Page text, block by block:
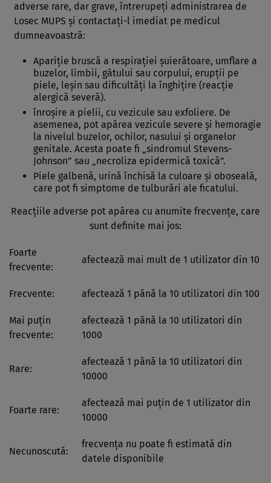
adverse rare, dar grave, întrerupeţi administrarea de
Losec MUPS şi contactaţi-l imediat pe medicul
dumneavoastră:
Apariţie bruscă a respiraţiei şuierătoare, umflare a
buzelor, limbii, gâtului sau corpului, erupţii pe
piele, leşin sau dificultăţi la înghiţire (reacţie
alergică severă).
înroşire a pielii, cu vezicule sau exfoliere. De
asemenea, pot apărea vezicule severe şi hemoragie
la nivelul buzelor, ochilor, nasului şi organelor
genitale. Acesta poate fi „sindromul Stevens-
Johnson” sau „necroliza epidermică toxică”.
Piele galbenă, urină închisă la culoare şi oboseală,
care pot fi simptome de tulburări ale ficatului.
Reacţiile adverse pot apărea cu anumite frecvenţe, care
sunt definite mai jos:
Foarte
frecvente:
afectează mai mult de 1 utilizator din 10
Frecvente: afectează 1 până la 10 utilizatori din 100
Mai puţin
frecvente:
afectează 1 până la 10 utilizatori din
1000
Rare:
afectează 1 până la 10 utilizatori din
10000
Foarte rare:
afectează mai puţin de 1 utilizator din
10000
Necunoscută:
frecvenţa nu poate fi estimată din
datele disponibile